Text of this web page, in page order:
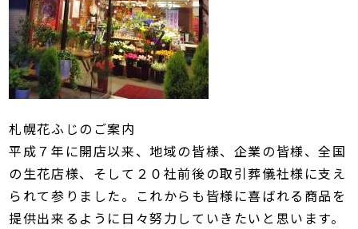
札幌花ふじのご案内
平成７年に開店以来、地域の皆様、企業の皆様、全国
の生花店様、そして２０社前後の取引葬儀社様に支え
られて参りました。これからも皆様に喜ばれる商品を
提供出来るように日々努力していきたいと思います。